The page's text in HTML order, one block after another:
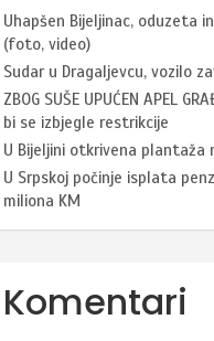
Uhapšen Bijeljinac, oduzeta
(foto, video)
Sudar u Dragaljevcu, vozilo
ZBOG SUŠE UPUĆEN APEL
bi se izbjegle restrikcije
U Bijeljini otkrivena plantaža
U Srpskoj počinje isplata
miliona KM
Komentari